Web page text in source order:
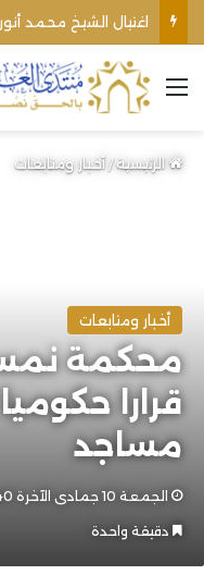
القائمة
الرئيسية/أخبار ومتابعات
أخبار ومتابعات
محكمة
مساجد
الجمعة 10 جمادى الآخرة 1440هـ 15-2-2019م
دقيقة واحدة